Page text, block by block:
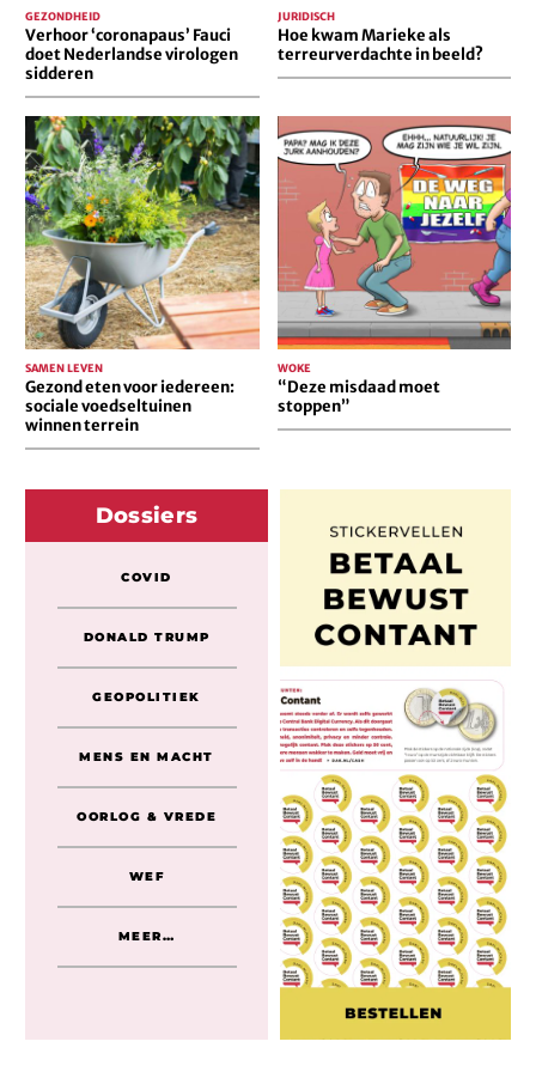
Verhoor ‘coronapaus’ Fauci
doet Nederlandse virologen
sidderen
GEZONDHEID
Hoe kwam Marieke als
terreurverdachte in beeld?
JURIDISCH
Gezond
eten
voor
iedereen:
sociale
voedseltuinen
winnen
terrein
Gezond eten voor iedereen:
sociale voedseltuinen
winnen terrein
SAMEN LEVEN
“Deze
misdaad
stoppen”
“Deze misdaad moet
stoppen”
WOKE
Dossiers
COVID
DONALD TRUMP
GEOPOLITIEK
MENS EN MACHT
OORLOG & VREDE
WEF
MEER…